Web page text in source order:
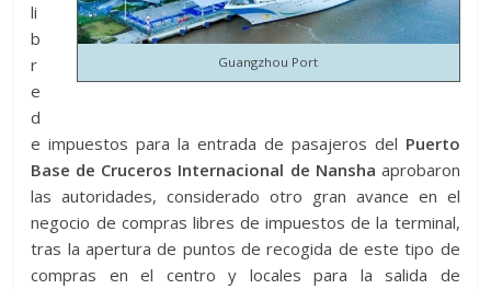
Guangzhou Port
li
b
r
e
d
e impuestos para la entrada de pasajeros del Puerto
Base de Cruceros Internacional de Nansha aprobaron
las autoridades, considerado otro gran avance en el
negocio de compras libres de impuestos de la terminal,
tras la apertura de puntos de recogida de este tipo de
compras en el centro y locales para la salida de